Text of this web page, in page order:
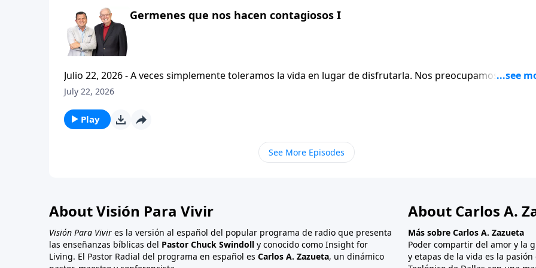
Germenes que nos hacen contagiosos I
Julio 22, 2026 - A veces simplemente toleramos la vida en lugar de disfrutarla. Nos preocupamos por las
luchas y los problemas cotidianos, y sin darnos cuenta, empezamos a llevar cargas que no necesitamos.
serie titulada: Cristianismo Contagioso, y nos dara esperanza y consejo.
July 22, 2026
Play
See More Episodes
About Visión Para Vivir
Visión Para Vivir es la versión al español del popular programa de radio que presenta
las enseñanzas bíblicas del Pastor Chuck Swindoll y conocido como Insight for
Living. El Pastor Radial del programa en español es Carlos A. Zazueta, un dinámico
About Carlos A.
Más sobre Carlos A. Zazueta
Poder compartir del amor y la
y etapas de la vida es la